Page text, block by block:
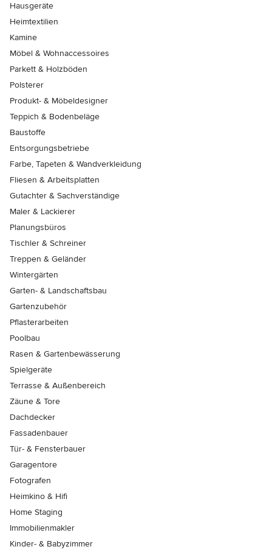
Hausgeräte
Heimtextilien
Kamine
Möbel & Wohnaccessoires
Parkett & Holzböden
Polsterer
Produkt- & Möbeldesigner
Teppich & Bodenbeläge
Baustoffe
Entsorgungsbetriebe
Farbe, Tapeten & Wandverkleidung
Fliesen & Arbeitsplatten
Gutachter & Sachverständige
Maler & Lackierer
Planungsbüros
Tischler & Schreiner
Treppen & Geländer
Wintergärten
Garten- & Landschaftsbau
Gartenzubehör
Pflasterarbeiten
Poolbau
Rasen & Gartenbewässerung
Spielgeräte
Terrasse & Außenbereich
Zäune & Tore
Dachdecker
Fassadenbauer
Tür- & Fensterbauer
Garagentore
Fotografen
Heimkino & Hifi
Home Staging
Immobilienmakler
Kinder- & Babyzimmer